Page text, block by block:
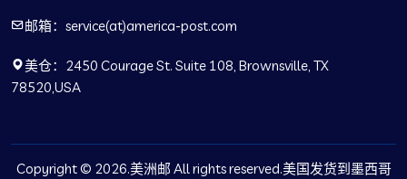
邮箱：service(at)america-post.com
美仓：2450 Courage St. Suite 108, Brownsville, TX
78520,USA
Copyright © 2026.美洲邮 All rights reserved.美国发货到墨西哥